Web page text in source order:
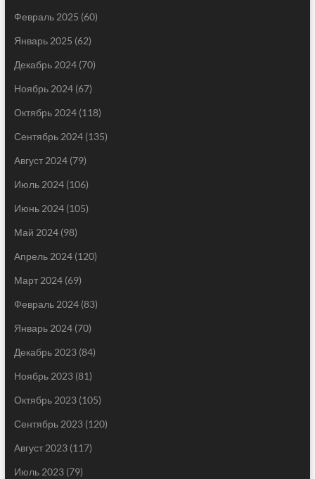
Февраль 2025 (60)
Январь 2025 (62)
Декабрь 2024(70)
Ноябрь 2024(67)
Октябрь 2024(118)
Сентябрь 2024(135)
Август 2024(79)
Июль 2024(106)
Июнь 2024(105)
Май 2024(98)
Апрель 2024(120)
Март 2024(69)
Февраль 2024(83)
Январь 2024(70)
Декабрь 2023(84)
Ноябрь 2023(81)
Октябрь 2023(105)
Сентябрь 2023(120)
Август 2023(117)
Июль 2023(79)